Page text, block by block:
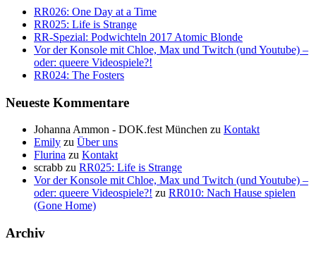
RR026: One Day at a Time
RR025: Life is Strange
RR-Spezial: Podwichteln 2017 Atomic Blonde
Vor der Konsole mit Chloe, Max und Twitch (und Youtube) –
oder: queere Videospiele?!
RR024: The Fosters
Neueste Kommentare
Johanna Ammon - DOK.fest München zu Kontakt
Emily zu Über uns
Flurina zu Kontakt
scrabb zu RR025: Life is Strange
Vor der Konsole mit Chloe, Max und Twitch (und Youtube) –
oder: queere Videospiele?! zu RR010: Nach Hause spielen
(Gone Home)
Archiv